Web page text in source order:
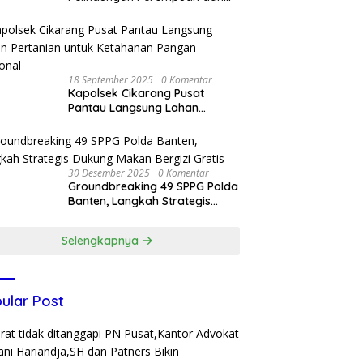
Kunjungan Delegasi Kepolisian
nasional Korea Selatan
18 September 2025 0 Komentar
Kapolsek Cikarang Pusat
Pantau Langsung Lahan
Pangan Nasional
30 Desember 2025 0 Komentar
Groundbreaking 49 SPPG Polda
Banten, Langkah Strategis
Selengkapnya
Post